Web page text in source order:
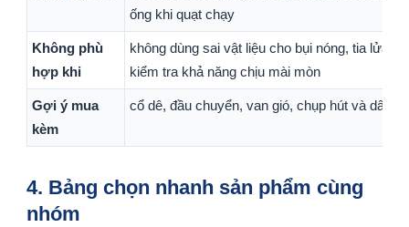
ống khi quạt chạy
Không phù
hợp khi
không dùng sai vật liệu cho bụi nóng, tia lửa
kiểm tra khả năng chịu mài mòn
Gợi ý mua
kèm
cổ dê, đầu chuyển, van gió, chụp hút và dây
4. Bảng chọn nhanh sản phẩm cùng
nhóm